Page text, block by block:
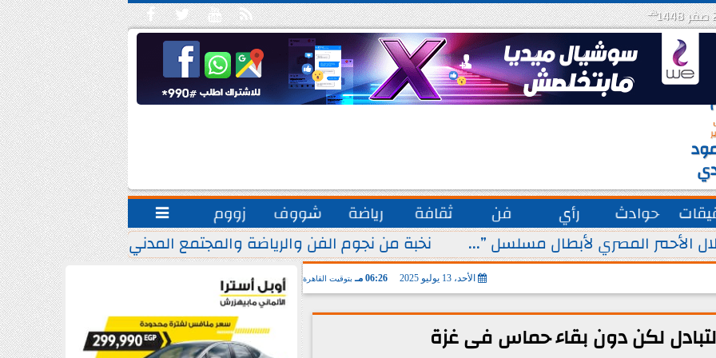
   

هـ
حوادث رأي فن ثقافة رياضة شووف زووم 
الأحمر المصري لأبطال مسلسل ”... نخبة من نجوم الفن والرياضة والمجتمع المدني.. يشاركون
الأحد، 13 يوليو 2025 06:26 مـ بتوقيت القاهرة
لكن دون بقاء حماس فى غزة